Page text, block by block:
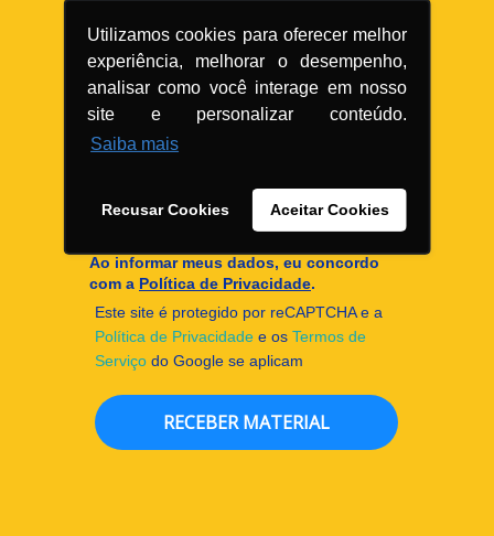
Utilizamos cookies para oferecer melhor
experiência, melhorar o desempenho,
analisar como você interage em nosso
site e personalizar conteúdo.
Saiba mais
Recusar Cookies Aceitar Cookies
Cidade*
Cidade *
Cidade*
CNPJ/CPF
Eu concordo em permitir que a
Eu concordo em receber
Ao informar meus dados, eu concordo
com a Política de Privacidade.
Este site é protegido por reCAPTCHA e a
Política de Privacidade e os Termos de
Serviço do Google se aplicam
RECEBER MATERIAL